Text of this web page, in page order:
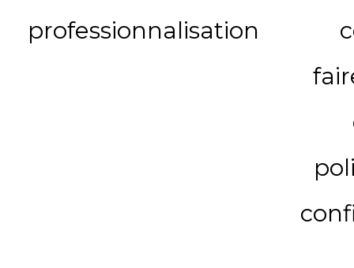
professionnalisation